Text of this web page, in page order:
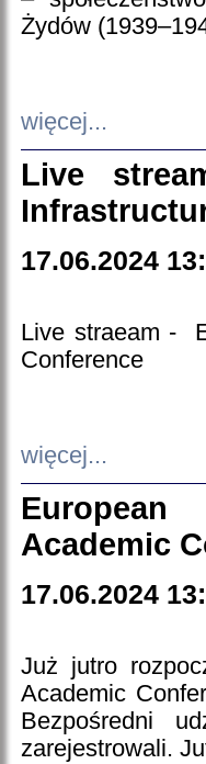
Żydów
więcej...
Live
17.06.2024
Live straeam -
Conference
więcej...
European
Academic
17.06.2024
Już jutro
Academic
Bezpośredni
zarejestrowali.